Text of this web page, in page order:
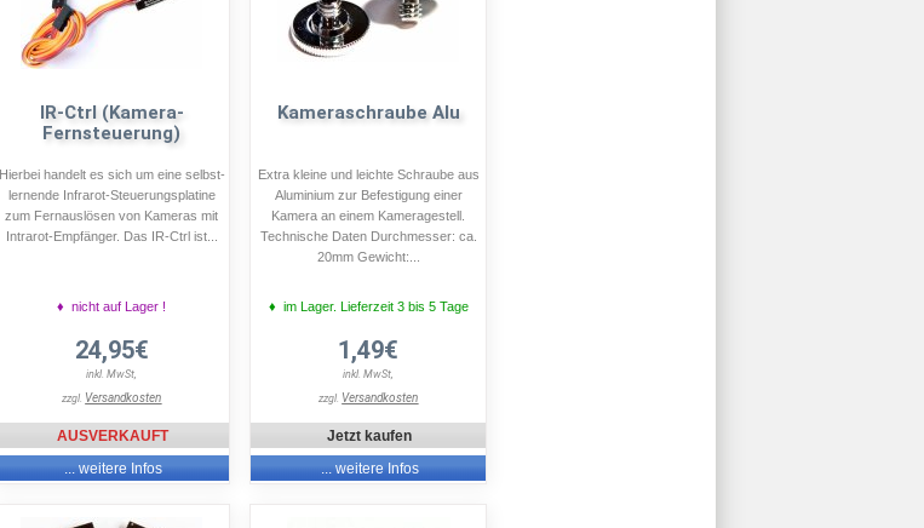
IR-Ctrl (Kamera-
Fernsteuerung)
Hierbei handelt es sich um eine selbst-
lernende Infrarot-Steuerungsplatine
zum Fernauslösen von Kameras mit
Intrarot-Empfänger. Das IR-Ctrl ist...
♦ nicht auf Lager !
24,95€
inkl. MwSt,
zzgl. Versandkosten
AUSVERKAUFT
... weitere Infos
Kameraschraube Alu
Extra kleine und leichte Schraube aus
Aluminium zur Befestigung einer
Kamera an einem Kameragestell.
Technische Daten Durchmesser: ca.
20mm Gewicht:...
♦ im Lager. Lieferzeit 3 bis 5 Tage
1,49€
inkl. MwSt,
zzgl. Versandkosten
Jetzt kaufen
... weitere Infos